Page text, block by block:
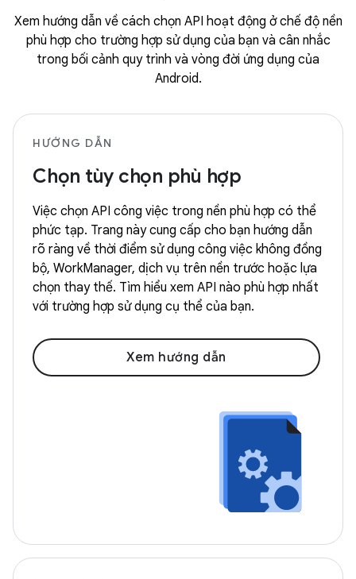
Xem hướng dẫn về cách chọn API hoạt động ở chế độ nền
phù hợp cho trường hợp sử dụng của bạn và cân nhắc
trong bối cảnh quy trình và vòng đời ứng dụng của
Android.
HƯỚNG DẪN
Chọn tùy chọn phù hợp
Việc chọn API công việc trong nền phù hợp có thể
phức tạp. Trang này cung cấp cho bạn hướng dẫn
rõ ràng về thời điểm sử dụng công việc không đồng
bộ, WorkManager, dịch vụ trên nền trước hoặc lựa
chọn thay thế. Tìm hiểu xem API nào phù hợp nhất
với trường hợp sử dụng cụ thể của bạn.
Xem hướng dẫn